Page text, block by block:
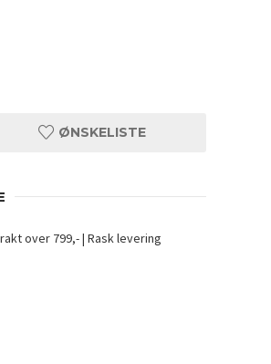
ØNSKELISTE
over 799,- | Rask levering